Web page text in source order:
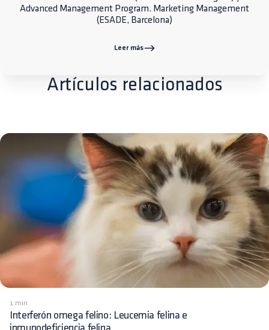
Advanced Management Program. Marketing Management
(ESADE, Barcelona)
Leer más
Artículos relacionados
1 min
Interferón omega felino: Leucemia felina e
inmunodeficiencia felina